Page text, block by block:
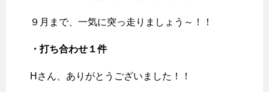
９月まで、一気に突っ走りましょう～！！
・打ち合わせ１件
Hさん、ありがとうございました！！